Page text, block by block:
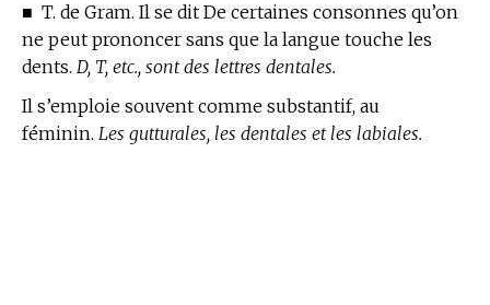
■ T. de Gram. Il se dit De certaines consonnes qu’on
ne peut prononcer sans que la langue touche les
dents. D, T, etc., sont des lettres dentales.
Il s’emploie souvent comme substantif, au
féminin. Les gutturales, les dentales et les labiales.